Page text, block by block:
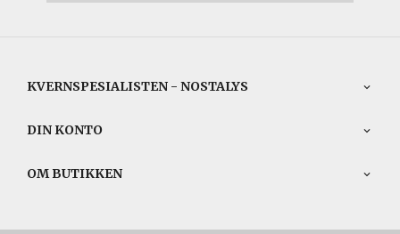
KVERNSPESIALISTEN - NOSTALYS
DIN KONTO
OM BUTIKKEN